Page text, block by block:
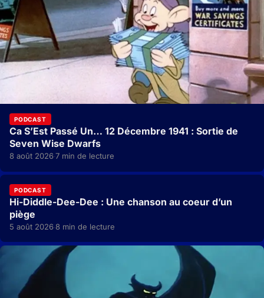
PODCAST
Ca S’Est Passé Un… 12 Décembre 1941 : Sortie de
Seven Wise Dwarfs
8 août 2026·7 min de lecture
PODCAST
Hi-Diddle-Dee-Dee : Une chanson au coeur d’un
piège
5 août 2026·8 min de lecture